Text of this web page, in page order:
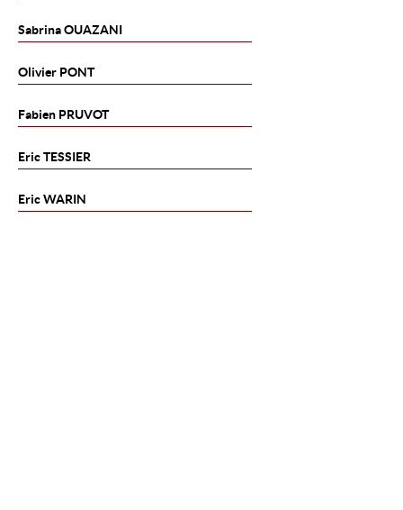
SabrinaOUAZANI
Olivier PONT
Fabien PRUVOT
EricTESSIER
EricWARIN